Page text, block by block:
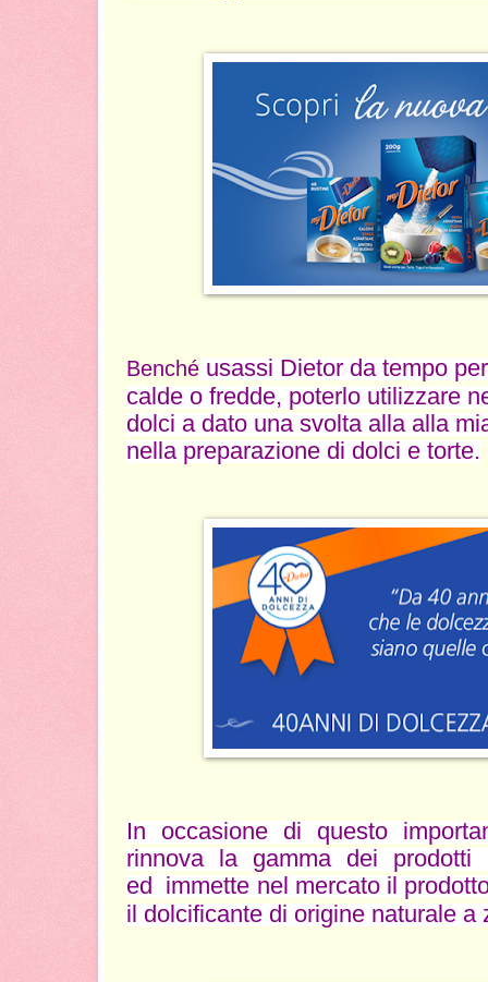
Benché usassi Dietor da tempo
calde o fredde, poterlo utilizzare
dolci a dato una svolta alla alla
nella preparazione di dolci e torte.
In occasione di questo
rinnova la gamma dei
ed immette nel mercato il
il dolcificante di origine naturale a